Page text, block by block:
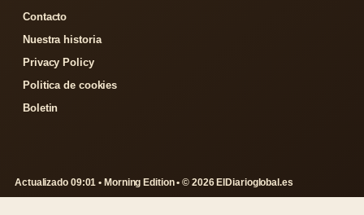
Contacto
Nuestra historia
Privacy Policy
Politica de cookies
Boletin
Actualizado 09:01 • Morning Edition • © 2026 ElDiarioglobal.es